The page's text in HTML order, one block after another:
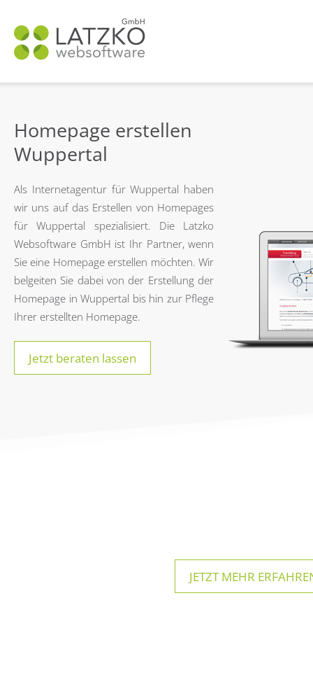
Homepage erstellen
Wuppertal
Als Internetagentur für Wuppertal haben
wir uns auf das Erstellen von Homepages
für Wuppertal spezialisiert. Die Latzko
Websoftware GmbH ist Ihr Partner, wenn
Sie eine Homepage erstellen möchten. Wir
belgeiten Sie dabei von der Erstellung der
Homepage in Wuppertal bis hin zur Pflege
Ihrer erstellten Homepage.
Jetzt beraten lassen
JETZT MEHR